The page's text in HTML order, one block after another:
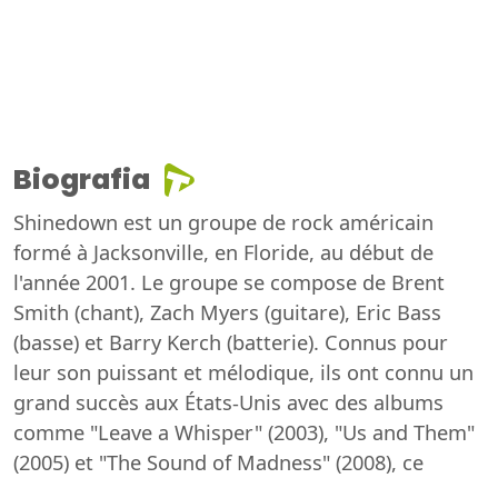
Biografia
Shinedown est un groupe de rock américain
formé à Jacksonville, en Floride, au début de
l'année 2001. Le groupe se compose de Brent
Smith (chant), Zach Myers (guitare), Eric Bass
(basse) et Barry Kerch (batterie). Connus pour
leur son puissant et mélodique, ils ont connu un
grand succès aux États-Unis avec des albums
comme "Leave a Whisper" (2003), "Us and Them"
(2005) et "The Sound of Madness" (2008), ce